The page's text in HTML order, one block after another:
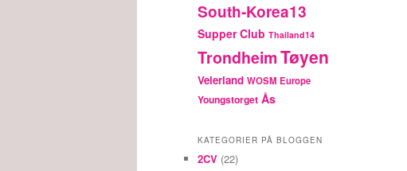
South-Korea13
Supper Club Thailand14
TrondheimTøyen
Veierland WOSM Europe
Youngstorget Ås
KATEGORIER PÅ BLOGGEN
2CV (22)